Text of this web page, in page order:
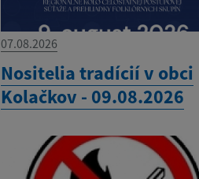
07.08.2026
Nositelia tradícií v obci
Kolačkov - 09.08.2026